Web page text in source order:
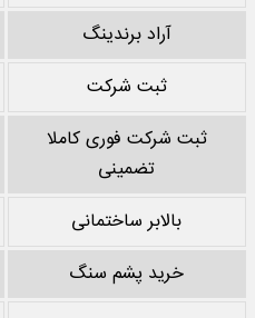
آراد برندینگ
ثبت شرکت
ثبت شرکت فوری کاملا
تضمینی
بالابر ساختمانی
خرید پشم سنگ